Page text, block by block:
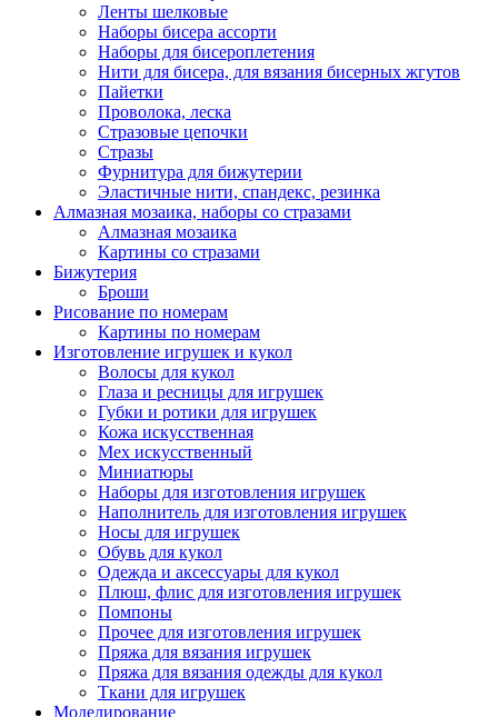
Ленты шелковые
Наборы бисера ассорти
Наборы для бисероплетения
Нити для бисера, для вязания бисерных жгутов
Пайетки
Проволока, леска
Стразовые цепочки
Стразы
Фурнитура для бижутерии
Эластичные нити, спандекс, резинка
Алмазная мозаика, наборы со стразами
Алмазная мозаика
Картины co стразами
Бижутерия
Броши
Рисование по номерам
Картины по номерам
Изготовление игрушек и кукол
Волосы для кукол
Глаза и ресницы для игрушек
Губки и ротики для игрушек
Кожа искусственная
Мех искусственный
Миниатюры
Наборы для изготовления игрушек
Наполнитель для изготовления игрушек
Носы для игрушек
Обувь для кукол
Одежда и аксессуары для кукол
Плюш, флис для изготовления игрушек
Помпоны
Прочее для изготовления игрушек
Пряжа для вязания игрушек
Пряжа для вязания одежды для кукол
Ткани для игрушек
Моделирование